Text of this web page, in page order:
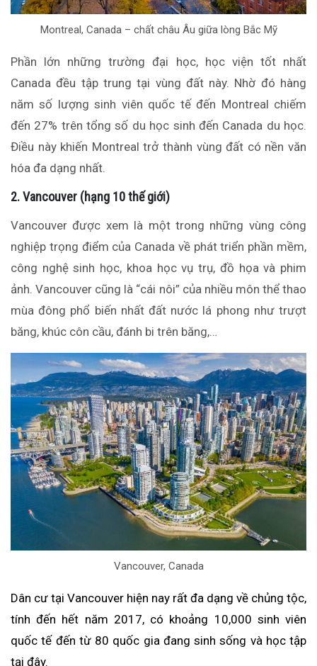
Montreal, Canada – chất châu Âu giữa lòng Bắc Mỹ
Phần lớn những trường đại học, học viện tốt nhất
Canada đều tập trung tại vùng đất này. Nhờ đó hàng
năm số lượng sinh viên quốc tế đến Montreal chiếm
đến 27% trên tổng số du học sinh đến Canada du học.
Điều này khiến Montreal trở thành vùng đất có nền văn
hóa đa dạng nhất.
2. Vancouver (hạng 10 thế giới)
Vancouver được xem là một trong những vùng công
nghiệp trọng điểm của Canada về phát triển phần mềm,
công nghệ sinh học, khoa học vụ trụ, đồ họa và phim
ảnh. Vancouver cũng là “cái nôi” của nhiều môn thể thao
mùa đông phổ biến nhất đất nước lá phong như trượt
băng, khúc côn cầu, đánh bi trên băng,…
Vancouver, Canada
Dân cư tại Vancouver hiện nay rất đa dạng về chủng tộc,
tính đến hết năm 2017, có khoảng 10,000 sinh viên
quốc tế đến từ 80 quốc gia đang sinh sống và học tập
tại đây.